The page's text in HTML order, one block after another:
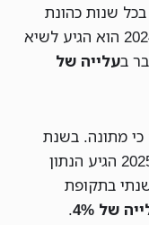
עמד מספר העבירות על 5,289. בכל שנות כהונת
בן-גביר הנתון היה גבוה יותר, ובשנת 2024 הוא הגיע לשיא
עלייה של
מתונה. בשנת
2022 נרשמו 19,123 עבירות, ובשנת 2025 הגיע הנתון
השנתי בתקופת
של 4% .